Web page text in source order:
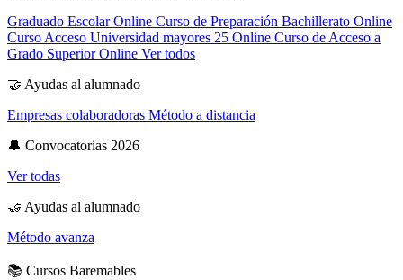
Graduado Escolar Online Curso de Preparación Bachillerato Online
Curso Acceso Universidad mayores 25 Online Curso de Acceso a
Grado Superior Online Ver todos
🤝 Ayudas al alumnado
Empresas colaboradoras Método a distancia
🔔 Convocatorias 2026
Ver todas
🤝 Ayudas al alumnado
Método avanza
📚 Cursos Baremables